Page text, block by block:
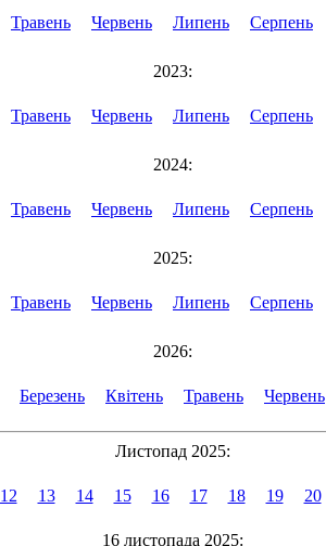
Травень Червень Липень Серпень
2023:
Травень Червень Липень Серпень
2024:
Травень Червень Липень Серпень
2025:
Травень Червень Липень Серпень
2026:
Березень Квітень Травень Червень
Листопад 2025:
12 13 14 15 16 17 18 19 20
16 листопада 2025: